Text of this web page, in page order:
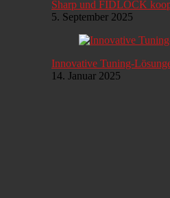
Sharp und FIDLOCK
5. September 2025
Innovative Tuning-
14. Januar 2025